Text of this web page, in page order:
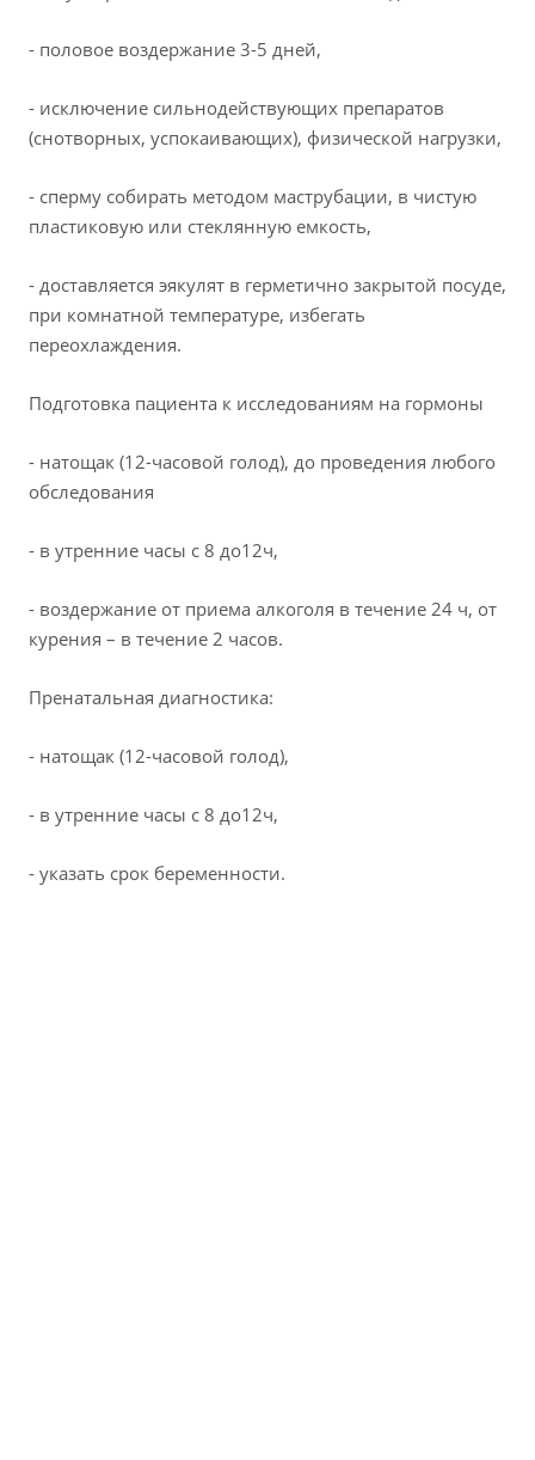
- половое воздержание 3-5 дней,
- исключение сильнодействующих препаратов
(снотворных, успокаивающих), физической нагрузки,
- сперму собирать методом маструбации, в чистую
пластиковую или стеклянную емкость,
- доставляется эякулят в герметично закрытой посуде,
при комнатной температуре, избегать
переохлаждения.
Подготовка пациента к исследованиям на гормоны
- натощак (12-часовой голод), до проведения любого
обследования
- в утренние часы с 8 до12ч,
- воздержание от приема алкоголя в течение 24 ч, от
курения – в течение 2 часов.
Пренатальная диагностика:
- натощак (12-часовой голод),
- в утренние часы с 8 до12ч,
- указать срок беременности.